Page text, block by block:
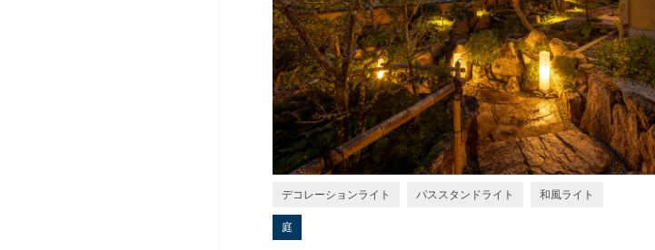
デコレーションライト パススタンドライト 和風ライト
庭